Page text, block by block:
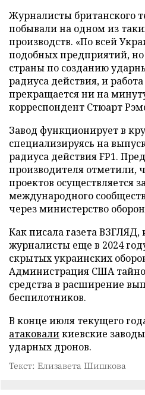
Журналисты британского
побывали на одном из
производств. «По всей
подобных предприятий, но
страны по созданию
радиуса действия, и работа
прекращается ни на
корреспондент Стюарт
Завод функционирует в
специализируясь на
радиуса действия FP1.
производителя отметили,
проектов осуществляется
международного
через министерство
Как писала газета ВЗГЛЯД,
журналисты еще в 2024
скрытых украинских
Администрация США тайно
средства в расширение
беспилотников.
В конце июля текущего
атаковаликиевские
ударных дронов.
Текст: Елизавета Шишкова